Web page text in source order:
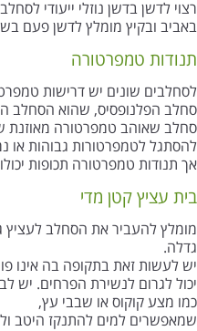
רצוי לדשן בדשן נוזלי ייעודי
באביב ובקיץ מומלץ לדשן פעם
תנודות טמפרטורה
לסחלבים שונים יש דרישות
סחלב הפלנופסיס, שהוא הסחלב
להסתגל לטמפרטורות גבוהות או
אך תנודות טמפרטורה תכופות
בית עציץ קטן מדי
מומלץ להעביר את הסחלב לעציץ
גדלה.
יש לעשות זאת בתקופה בה אינו
יכול לגרום לנשירת הפרחים. יש
כמו מצע קוקוס או שבבי עץ,
שמאפשרים למים להתנקז היטב